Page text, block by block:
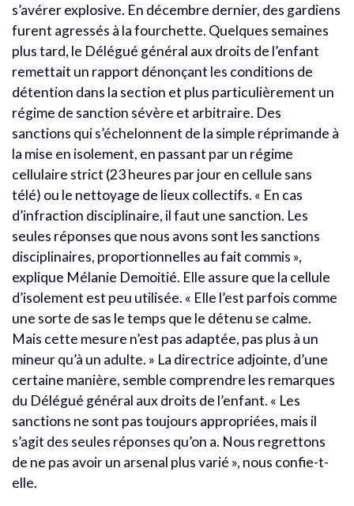
s’avérer explosive. En décembre dernier, des gardiens
furent agressés à la fourchette. Quelques semaines
plus tard, le Délégué général aux droits de l’enfant
remettait un rapport dénonçant les conditions de
détention dans la section et plus particulièrement un
régime de sanction sévère et arbitraire. Des
sanctions qui s’échelonnent de la simple réprimande à
la mise en isolement, en passant par un régime
cellulaire strict (23 heures par jour en cellule sans
télé) ou le nettoyage de lieux collectifs. « En cas
d’infraction disciplinaire, il faut une sanction. Les
seules réponses que nous avons sont les sanctions
disciplinaires, proportionnelles au fait commis »,
explique Mélanie Demoitié. Elle assure que la cellule
d’isolement est peu utilisée. « Elle l’est parfois comme
une sorte de sas le temps que le détenu se calme.
Mais cette mesure n’est pas adaptée, pas plus à un
mineur qu’à un adulte. » La directrice adjointe, d’une
certaine manière, semble comprendre les remarques
du Délégué général aux droits de l’enfant. « Les
sanctions ne sont pas toujours appropriées, mais il
s’agit des seules réponses qu’on a. Nous regrettons
de ne pas avoir un arsenal plus varié », nous confie-t-
elle.